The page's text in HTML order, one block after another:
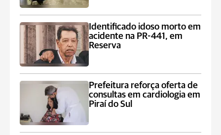
Identificado idoso morto em
acidente na PR-441, em
Reserva
Prefeitura reforça oferta de
consultas em cardiologia em
Piraí do Sul